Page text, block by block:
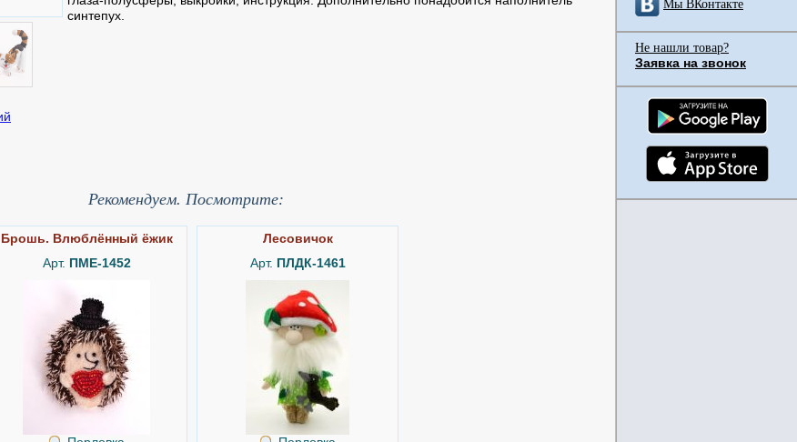
синтепух.
Рекомендуем. Посмотрите:
Брошь. Влюблённый ёжик
Арт. ПМЕ-1452
Лесовичок
Арт. ПЛДК-1461
Мы ВКонтакте
Не нашли товар?
Заявка на звонок